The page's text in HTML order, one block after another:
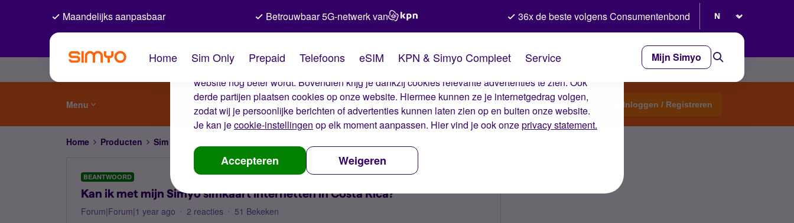
De cookies van Simyo
Wij gebruiken cookies op onze website. Met deze cookies zorgen wij ervoor dat je ervaring op de
website nog beter wordt. Bovendien krijg je dankzij cookies relevante advertenties te zien. Ook
derde partijen plaatsen cookies op onze website. Hiermee kunnen ze je internetgedrag volgen,
zodat wij je persoonlijke berichten of advertenties kunnen laten zien op en buiten onze website.
Je kan jecookie-instellingen op elk moment aanpassen. Hier vind je ook onzeprivacy statement.
Accepteren Weigeren
Maandelijks aanpasbaar Betrouwbaar 5G-netwerk van 36x de beste volgens Consumentenbond
Home Sim Only Prepaid Telefoons eSIM KPN & Simyo Compleet Service Mijn Simyo
Menu Start een topic Inloggen / Registreren
Home Producten Sim Only
BEANTWOORD
Kan ik met mijn Simyo simkaart internetten in Costa Rica?
Forum|Forum|1 year ago 2 reacties 51 Bekeken